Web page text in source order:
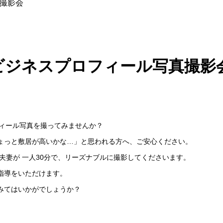
影会
ネスプロフィール写真撮影
ール写真を撮ってみませんか？
と敷居が高いかな…」と思われる方へ、ご安心ください。
が 一人30分で、リーズナブルに撮影してくださいます。
をいただけます。
はいかがでしょうか？